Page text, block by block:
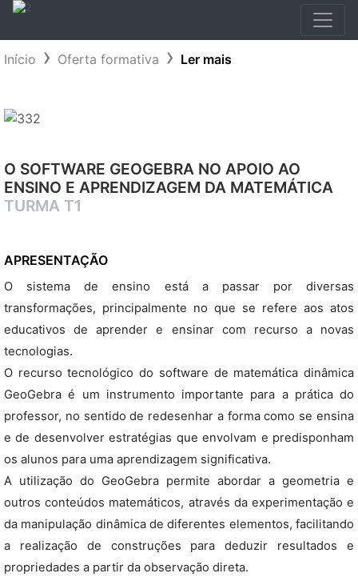
Início Oferta formativa Ler mais
O SOFTWARE GEOGEBRA NO APOIO AO
ENSINO E APRENDIZAGEM DA MATEMÁTICA
TURMA T1
APRESENTAÇÃO
O sistema de ensino está a passar por diversas
transformações, principalmente no que se refere aos atos
educativos de aprender e ensinar com recurso a novas
tecnologias.
O recurso tecnológico do software de matemática dinâmica
GeoGebra é um instrumento importante para a prática do
professor, no sentido de redesenhar a forma como se ensina
e de desenvolver estratégias que envolvam e predisponham
os alunos para uma aprendizagem significativa.
A utilização do GeoGebra permite abordar a geometria e
outros conteúdos matemáticos, através da experimentação e
da manipulação dinâmica de diferentes elementos, facilitando
a realização de construções para deduzir resultados e
propriedades a partir da observação direta.